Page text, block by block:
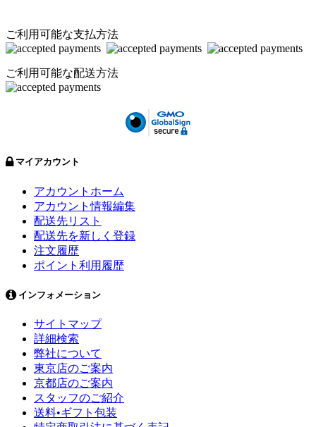
ご利用可能な支払方法
ご利用可能な配送方法
マイアカウント
アカウントホーム
アカウント情報編集
配送先リスト
配送先を新しく登録
注文履歴
ポイント利用履歴
インフォメーション
サイトマップ
詳細検索
弊社について
東京店のご案内
京都店のご案内
スタッフのご紹介
送料•ギフト包装